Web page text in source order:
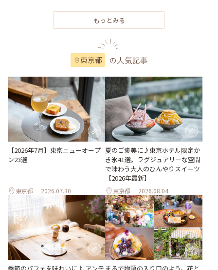
もっとみる
東京都 の人気記事
【2026年7月】東京ニューオープ
ン23選
東京都 2026.07.30
夏のご褒美に♪東京ホテル限定か
き氷41選。ラグジュアリーな空間
で味わう大人のひんやりスイーツ
【2026年最新】
東京都 2026.08.04